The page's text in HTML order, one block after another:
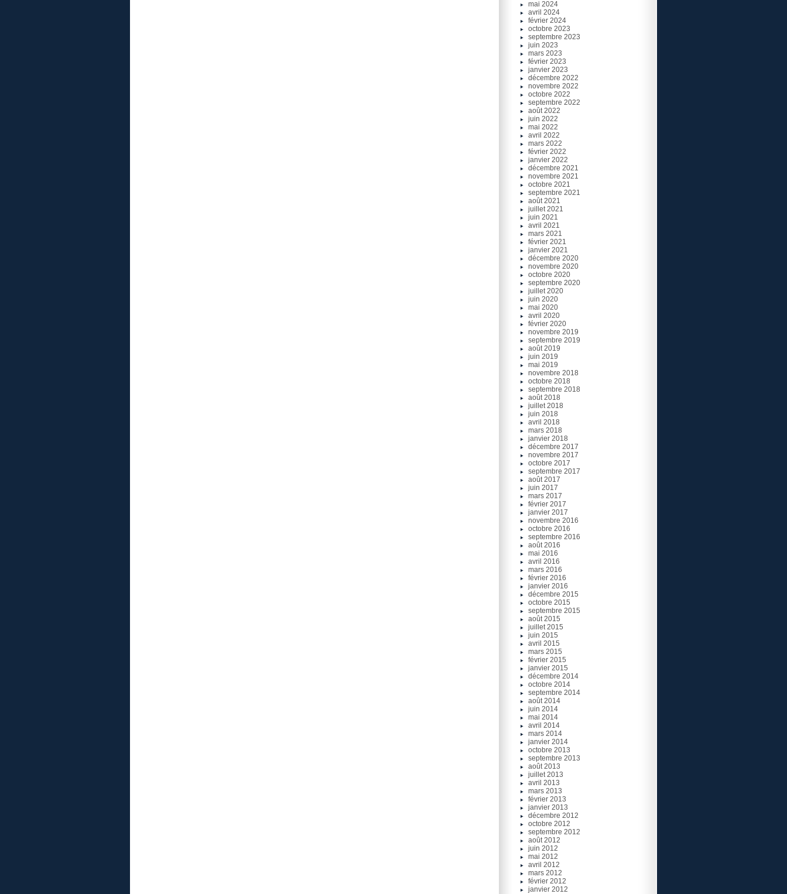
mai 2024
avril 2024
février 2024
octobre 2023
septembre 2023
juin 2023
mars 2023
février 2023
janvier 2023
décembre 2022
novembre 2022
octobre 2022
septembre 2022
août 2022
juin 2022
mai 2022
avril 2022
mars 2022
février 2022
janvier 2022
décembre 2021
novembre 2021
octobre 2021
septembre 2021
août 2021
juillet 2021
juin 2021
avril 2021
mars 2021
février 2021
janvier 2021
décembre 2020
novembre 2020
octobre 2020
septembre 2020
juillet 2020
juin 2020
mai 2020
avril 2020
février 2020
novembre 2019
septembre 2019
août 2019
juin 2019
mai 2019
novembre 2018
octobre 2018
septembre 2018
août 2018
juillet 2018
juin 2018
avril 2018
mars 2018
janvier 2018
décembre 2017
novembre 2017
octobre 2017
septembre 2017
août 2017
juin 2017
mars 2017
février 2017
janvier 2017
novembre 2016
octobre 2016
septembre 2016
août 2016
mai 2016
avril 2016
mars 2016
février 2016
janvier 2016
décembre 2015
octobre 2015
septembre 2015
août 2015
juillet 2015
juin 2015
avril 2015
mars 2015
février 2015
janvier 2015
décembre 2014
octobre 2014
septembre 2014
août 2014
juin 2014
mai 2014
avril 2014
mars 2014
janvier 2014
octobre 2013
septembre 2013
août 2013
juillet 2013
avril 2013
mars 2013
février 2013
janvier 2013
décembre 2012
octobre 2012
septembre 2012
août 2012
juin 2012
mai 2012
avril 2012
mars 2012
février 2012
janvier 2012